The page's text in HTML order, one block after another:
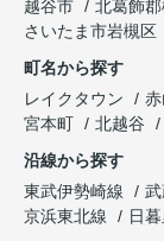
越谷市
北葛飾
さいたま市岩槻区
町名から探す
レイクタウン
宮本町
北越谷
沿線から探す
東武伊勢崎線
京浜東北線
日